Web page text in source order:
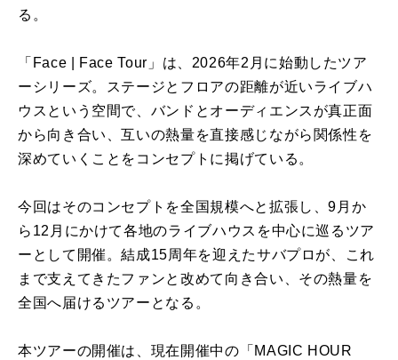
る。
「Face | Face Tour」は、2026年2月に始動したツア
ーシリーズ。ステージとフロアの距離が近いライブハ
ウスという空間で、バンドとオーディエンスが真正面
から向き合い、互いの熱量を直接感じながら関係性を
深めていくことをコンセプトに掲げている。
今回はそのコンセプトを全国規模へと拡張し、9月か
ら12月にかけて各地のライブハウスを中心に巡るツア
ーとして開催。結成15周年を迎えたサバプロが、これ
まで支えてきたファンと改めて向き合い、その熱量を
全国へ届けるツアーとなる。
本ツアーの開催は、現在開催中の「MAGIC HOUR